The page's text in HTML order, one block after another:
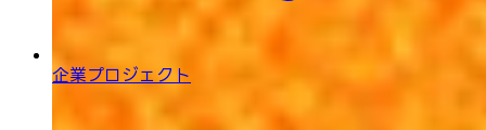
企業プロジェクト